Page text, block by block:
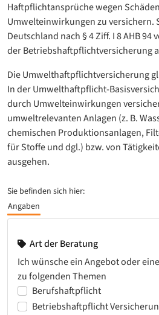
Haftpflichtansprüche wegen
Umwelteinwirkungen zu versichern.
Deutschland nach § 4 Ziff. I 8 AHB
der Betriebshaftpflichtversicherung
Die Umwelthaftpflichtversicherung
In der Umwelthaftpflicht-
durch Umwelteinwirkungen
umweltrelevanten Anlagen (z. B.
chemischen Produktionsanlagen,
für Stoffe und dgl.) bzw. von
ausgehen.
Sie befinden sich hier:
Angaben
Art der Beratung
Ich wünsche ein Angebot oder
zu folgenden Themen
Berufshaftpflicht
Betriebshaftpflicht